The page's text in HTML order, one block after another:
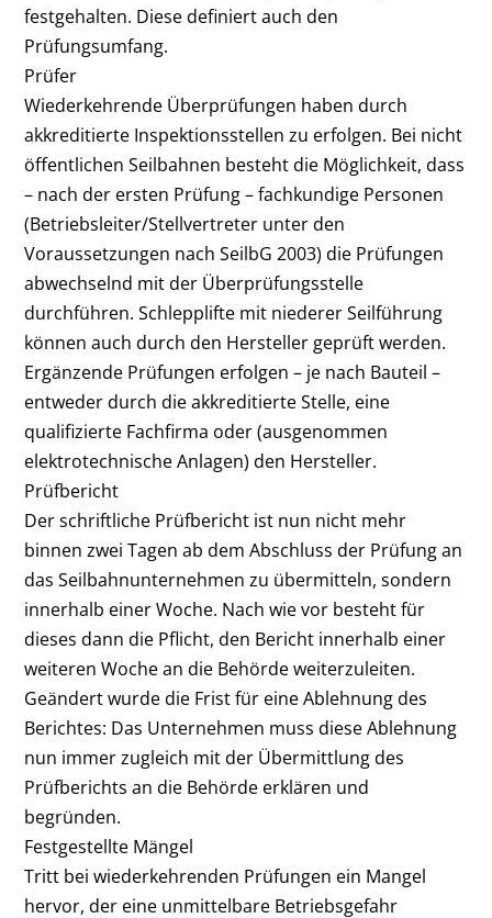
festgehalten. Diese definiert auch den
Prüfungsumfang.
Prüfer
Wiederkehrende Überprüfungen haben durch
akkreditierte Inspektionsstellen zu erfolgen. Bei nicht
öffentlichen Seilbahnen besteht die Möglichkeit, dass
– nach der ersten Prüfung – fachkundige Personen
(Betriebsleiter/Stellvertreter unter den
Voraussetzungen nach SeilbG 2003) die Prüfungen
abwechselnd mit der Überprüfungsstelle
durchführen. Schlepplifte mit niederer Seilführung
können auch durch den Hersteller geprüft werden.
Ergänzende Prüfungen erfolgen – je nach Bauteil –
entweder durch die akkreditierte Stelle, eine
qualifizierte Fachfirma oder (ausgenommen
elektrotechnische Anlagen) den Hersteller.
Prüfbericht
Der schriftliche Prüfbericht ist nun nicht mehr
binnen zwei Tagen ab dem Abschluss der Prüfung an
das Seilbahnunternehmen zu übermitteln, sondern
innerhalb einer Woche. Nach wie vor besteht für
dieses dann die Pflicht, den Bericht innerhalb einer
weiteren Woche an die Behörde weiterzuleiten.
Geändert wurde die Frist für eine Ablehnung des
Berichtes: Das Unternehmen muss diese Ablehnung
nun immer zugleich mit der Übermittlung des
Prüfberichts an die Behörde erklären und
begründen.
Festgestellte Mängel
Tritt bei wiederkehrenden Prüfungen ein Mangel
hervor, der eine unmittelbare Betriebsgefahr